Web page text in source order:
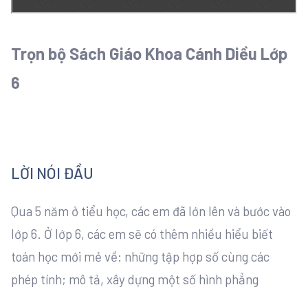
Trọn bộ Sách Giáo Khoa Cánh Diều Lớp
6
LỜI NÓI ĐẦU
Qua 5 năm ở tiểu học, các em đã lớn lên và bước vào
lớp 6. Ở lớp 6, các em sẽ có thêm nhiều hiểu biết
toán học mới mẻ về: những tập hợp số cùng các
phép tính; mô tả, xây dựng một số hình phẳng